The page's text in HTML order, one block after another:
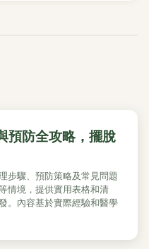
預防全攻略，擺脫
步驟、預防策略及常見問題
情境，提供實用表格和清
。內容基於實際經驗和醫學